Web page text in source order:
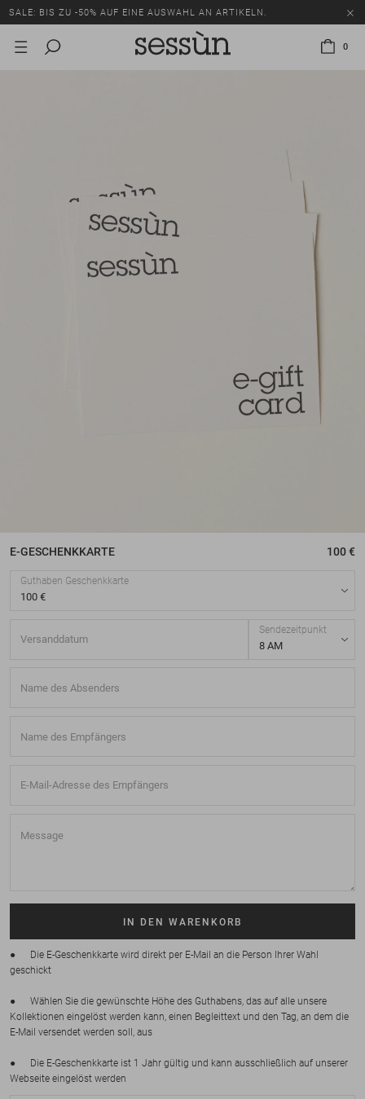
SALE: BIS ZU -50% AUF EINE AUSWAHL AN ARTIKELN.
0
E-GESCHENKKARTE 100 €
Guthaben Geschenkkarte
Sendezeitpunkt
IN DEN WARENKORB
● Die E-Geschenkkarte wird direkt per E-Mail an die Person Ihrer Wahl
geschickt
● Wählen Sie die gewünschte Höhe des Guthabens, das auf alle unsere
Kollektionen eingelöst werden kann, einen Begleittext und den Tag, an dem die
E-Mail versendet werden soll, aus
● Die E-Geschenkkarte ist 1 Jahr gültig und kann ausschließlich auf unserer
Webseite eingelöst werden